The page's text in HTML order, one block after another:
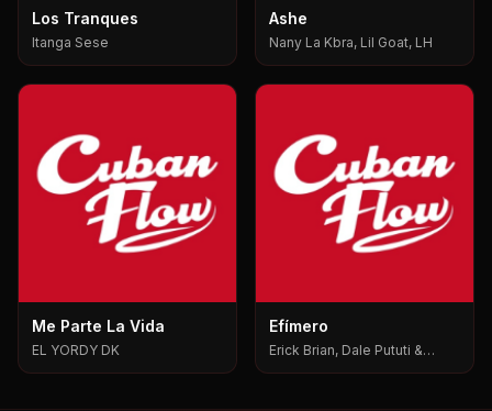
Los Tranques
Itanga Sese
Ashe
Nany La Kbra, Lil Goat, LH
Me Parte La Vida
EL YORDY DK
Efímero
Erick Brian, Dale Pututi &